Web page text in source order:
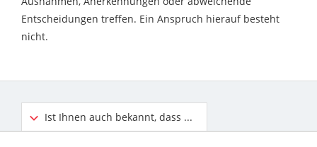
Entscheidungen treffen. Ein Anspruch hierauf besteht
nicht.
Ist Ihnen auch bekannt, dass ...